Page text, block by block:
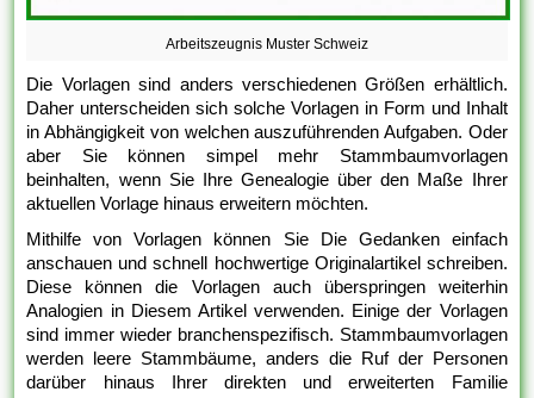
Arbeitszeugnis Muster Schweiz
Die Vorlagen sind anders verschiedenen Größen erhältlich.
Daher unterscheiden sich solche Vorlagen in Form und Inhalt
in Abhängigkeit von welchen auszuführenden Aufgaben. Oder
aber Sie können simpel mehr Stammbaumvorlagen
beinhalten, wenn Sie Ihre Genealogie über den Maße Ihrer
aktuellen Vorlage hinaus erweitern möchten.
Mithilfe von Vorlagen können Sie Die Gedanken einfach
anschauen und schnell hochwertige Originalartikel schreiben.
Diese können die Vorlagen auch überspringen weiterhin
Analogien in Diesem Artikel verwenden. Einige der Vorlagen
sind immer wieder branchenspezifisch. Stammbaumvorlagen
werden leere Stammbäume, anders die Ruf der Personen
darüber hinaus Ihrer direkten und erweiterten Familie